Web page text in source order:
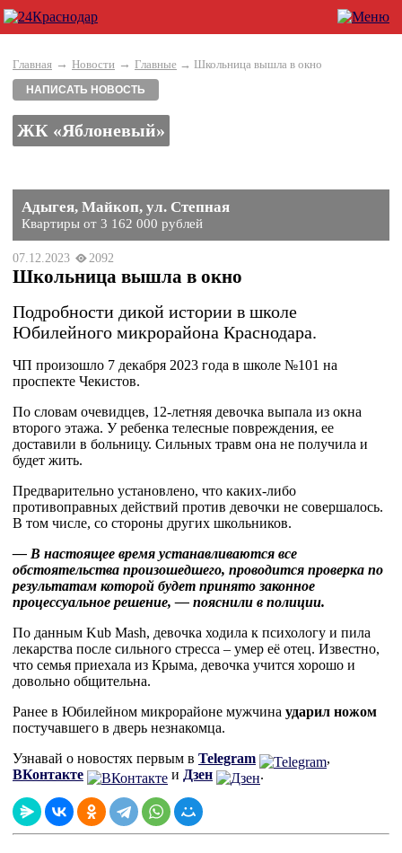
Главная → Новости → Главные → Школьница вышла в окно
НАПИСАТЬ НОВОСТЬ
ЖК «Яблоневый»
Адыгея, Майкоп, ул. Степная
Квартиры от 3 162 000 рублей
07.12.2023 2092
Школьница вышла в окно
Подробности дикой истории в школе
Юбилейного микрорайона Краснодара.
ЧП произошло 7 декабря 2023 года в школе №101 на
проспекте Чекистов.
По словам очевидцев, 12-летняя девочка выпала из окна
второго этажа. У ребенка телесные повреждения, ее
доставили в больницу. Сильных травм она не получила и
будет жить.
Предварительно установлено, что каких-либо
противоправных действий против девочки не совершалось.
В том числе, со стороны других школьников.
— В настоящее время устанавливаются все
обстоятельства произошедшего, проводится проверка по
результатам которой будет принято законное
процессуальное решение, — пояснили в полиции.
По данным Kub Mash, девочка ходила к психологу и пила
лекарства после сильного стресса – умер её отец. Известно,
что семья приехала из Крыма, девочка учится хорошо и
довольно общительна.
Ранее в Юбилейном микрорайоне мужчина ударил ножом
постучавшего в дверь незнакомца.
Узнавай о новостях первым в Telegram
,
ВКонтакте
и Дзен .